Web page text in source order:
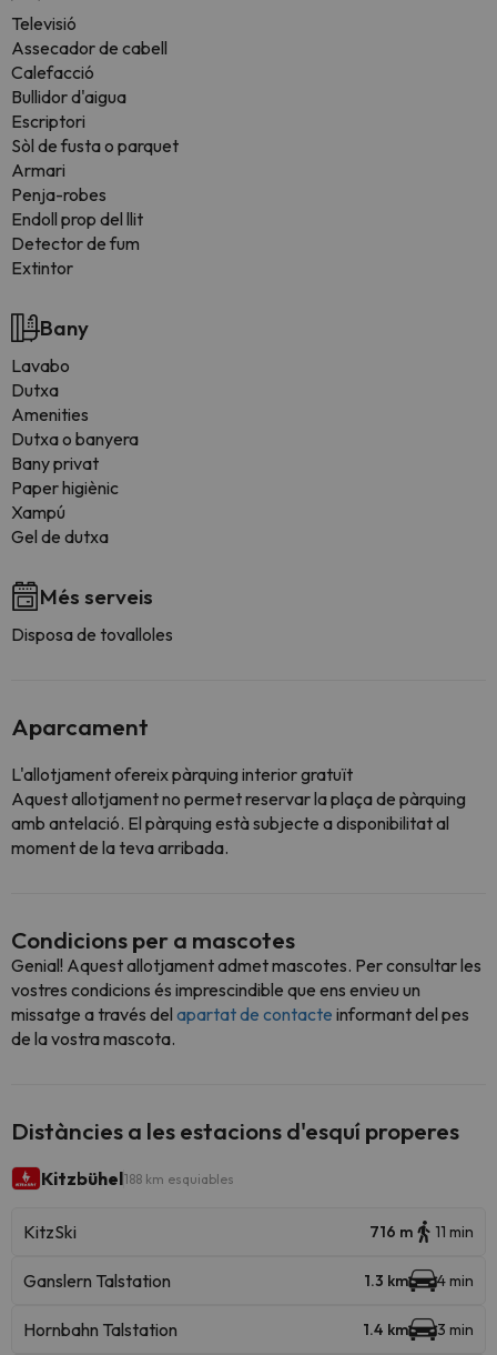
Televisió
Assecador de cabell
Calefacció
Bullidor d'aigua
Escriptori
Sòl de fusta o parquet
Armari
Penja-robes
Endoll prop del llit
Detector de fum
Extintor
Bany
Lavabo
Dutxa
Amenities
Dutxa o banyera
Bany privat
Paper higiènic
Xampú
Gel de dutxa
Més serveis
Disposa de tovalloles
Aparcament
L'allotjament ofereix pàrquing interior gratuït
Aquest allotjament no permet reservar la plaça de pàrquing
amb antelació. El pàrquing està subjecte a disponibilitat al
moment de la teva arribada.
Condicions per a mascotes
Genial! Aquest allotjament admet mascotes. Per consultar les
vostres condicions és imprescindible que ens envieu un
missatge a través del apartat de contacte informant del pes
de la vostra mascota.
Distàncies a les estacions d'esquí properes
Kitzbühel188 km esquiables
KitzSki 716 m 11 min
Ganslern Talstation 1.3 km 4 min
Hornbahn Talstation 1.4 km 3 min